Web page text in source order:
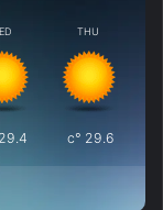
29.4
THU
29.6
°c